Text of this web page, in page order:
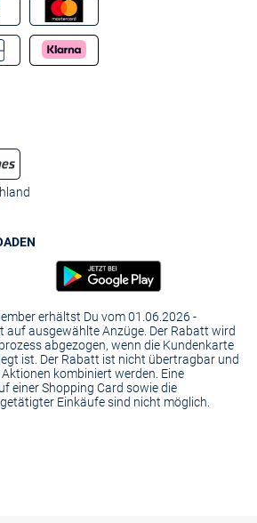
erhältst Du vom 01.06.2026 -
auf ausgewählte Anzüge. Der Rabatt wird
abgezogen, wenn die Kundenkarte
ist. Der Rabatt ist nicht übertragbar und
kombiniert werden. Eine
einer Shopping Card sowie die
Einkäufe sind nicht möglich.